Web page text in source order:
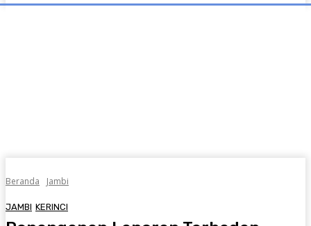
Beranda Jambi
JAMBI KERINCI